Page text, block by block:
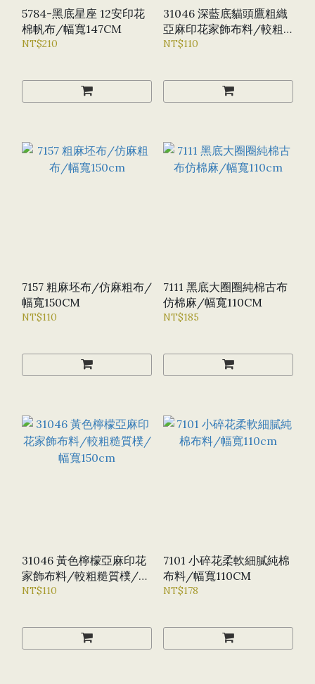
5784-黑底星座 12安印花
棉帆布/幅寬147CM
NT$210
31046 深藍底貓頭鷹粗織
亞麻印花家飾布料/較粗
糙質樸/幅寬150CM
NT$110
7157 粗麻坯布/仿麻粗布/
幅寬150CM
NT$110
7111 黑底大圈圈純棉古布
仿棉麻/幅寬110CM
NT$185
31046 黃色檸檬亞麻印花
家飾布料/較粗糙質樸/幅
寬150CM
NT$110
7101 小碎花柔軟細膩純棉
布料/幅寬110CM
NT$178